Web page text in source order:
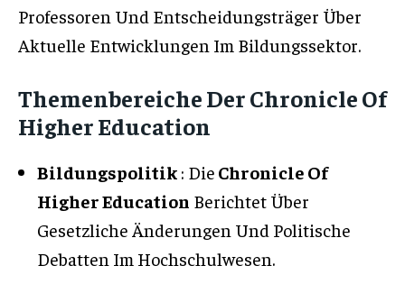
Professoren Und Entscheidungsträger Über
Aktuelle Entwicklungen Im Bildungssektor.
Themenbereiche Der Chronicle Of
Higher Education
Bildungspolitik : Die Chronicle Of
Higher Education Berichtet Über
Gesetzliche Änderungen Und Politische
Debatten Im Hochschulwesen.